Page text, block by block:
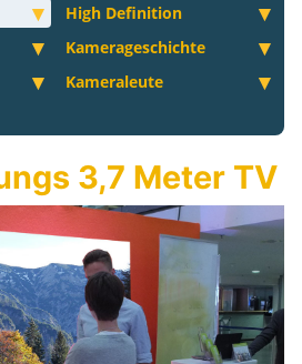
High Definition
Kamerageschichte
Kameraleute
3,7 Meter TV